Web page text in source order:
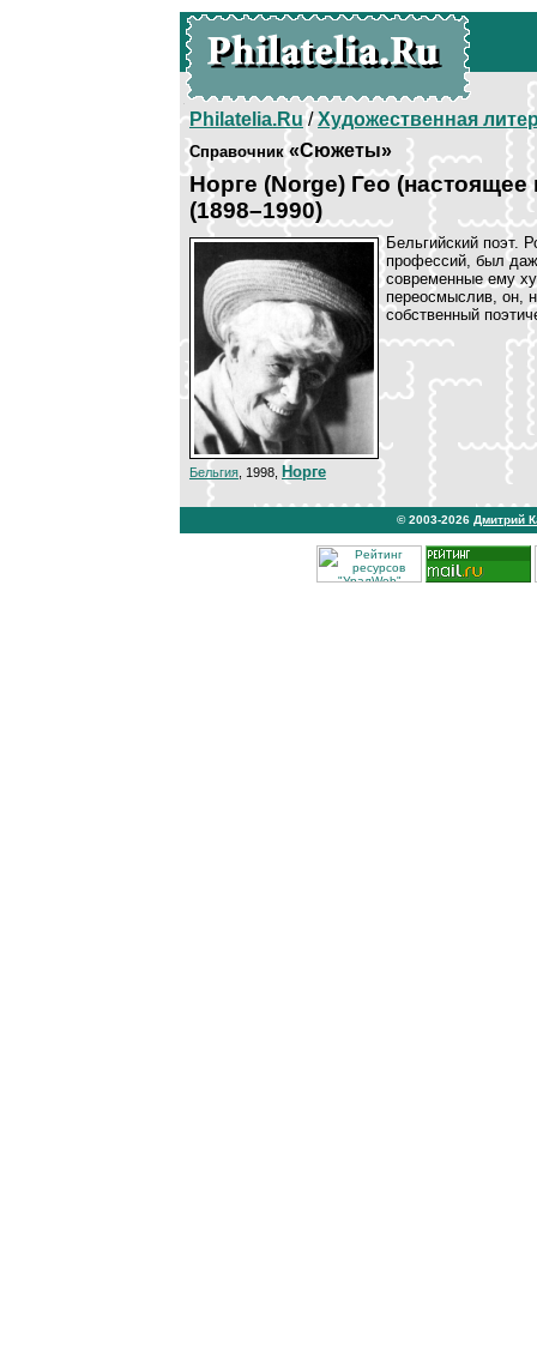
Philatelia.Ru/Художественная
Справочник«Сюжеты»
Норге (Norge) Гео
(1898–1990)
Бельгийский поэт.
профессий, был
современные ему
переосмыслив, он,
собственный
Бельгия , 1998, Норге
© 2003-2026 Дмитрий